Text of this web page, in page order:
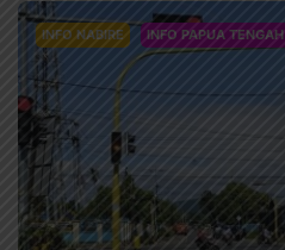
INFO NABIRE INFO PAPUA TENGAH